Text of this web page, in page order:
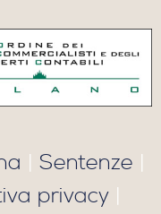
| Sentenze |
privacy|